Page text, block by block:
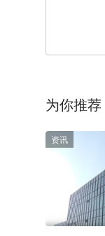
为你推荐
资讯